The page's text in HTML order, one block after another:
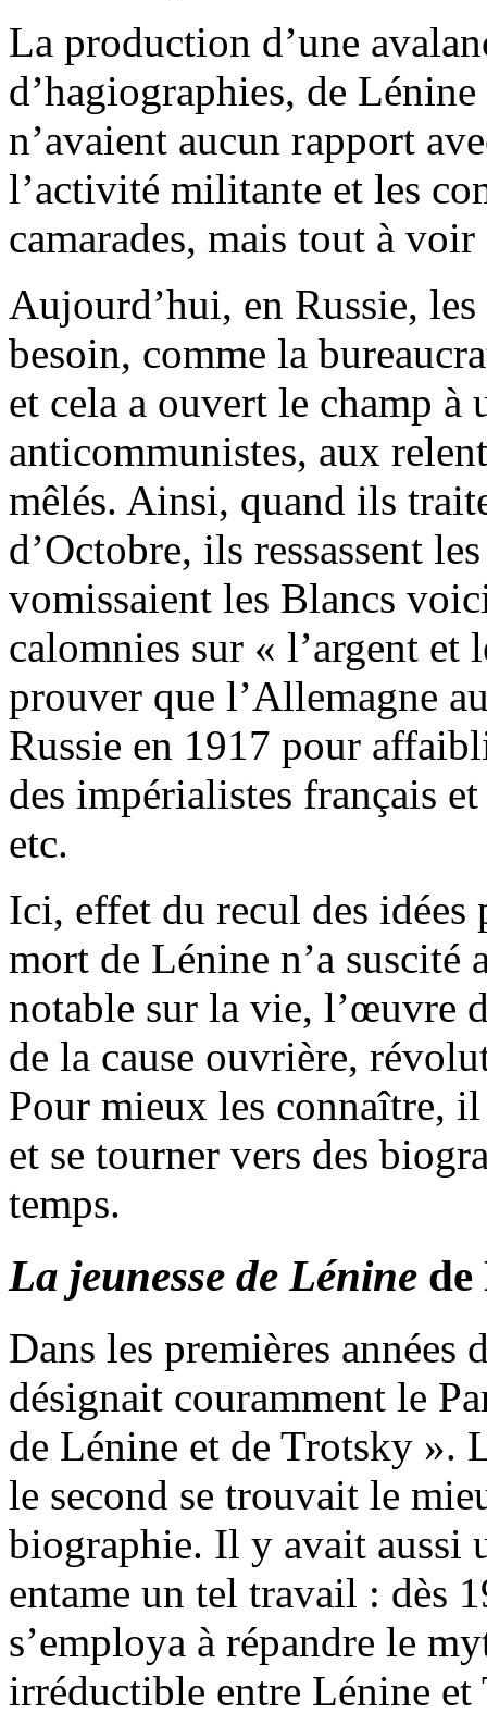
La production d’une
d’hagiographies, de
n’avaient aucun rapport
l’activité militante et les
camarades, mais tout à
Aujourd’hui, en Russie,
besoin, comme la
et cela a ouvert le champ à
anticommunistes, aux
mêlés. Ainsi, quand ils
d’Octobre, ils ressassent
vomissaient les Blancs
calomnies sur « l’argent et
prouver que l’Allemagne
Russie en 1917 pour
des impérialistes français
etc.
Ici, effet du recul des idées
mort de Lénine n’a
notable sur la vie, l’œuvre
de la cause ouvrière,
Pour mieux les connaître,
et se tourner vers des
temps.
La jeunesse de Lénine
Dans les premières années
désignait couramment le
de Lénine et de Trotsky ».
le second se trouvait le
biographie. Il y avait aussi
entame un tel travail : dès
s’employa à répandre le
irréductible entre Lénine